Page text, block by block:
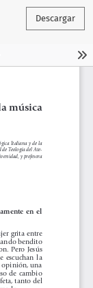
Descargar